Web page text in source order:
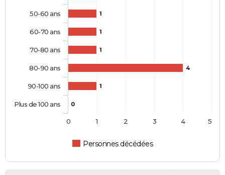
1
1
1
4
1
0
Personnes décédées
50-60 ans
60-70 ans
70-80 ans
80-90 ans
90-100 ans
Plus de 100 ans
0 1 2 3 4 5